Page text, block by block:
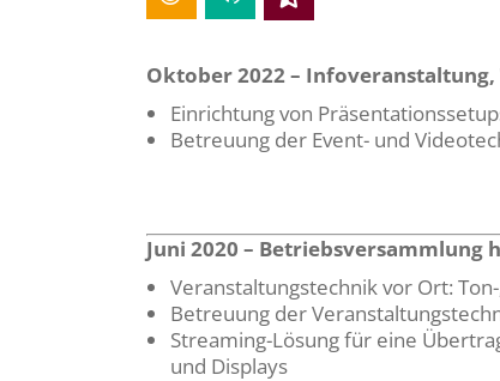
Oktober 2022 – Infoveranstaltung,
Einrichtung von
Betreuung der Event- und
Juni 2020 – Betriebsversammlung
Veranstaltungstechnik vor Ort:
Betreuung der
Streaming-Lösung für eine
und Displays